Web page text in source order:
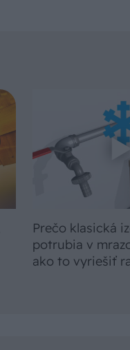
Prečo klasická
potrubia v
ako to vyriešiť